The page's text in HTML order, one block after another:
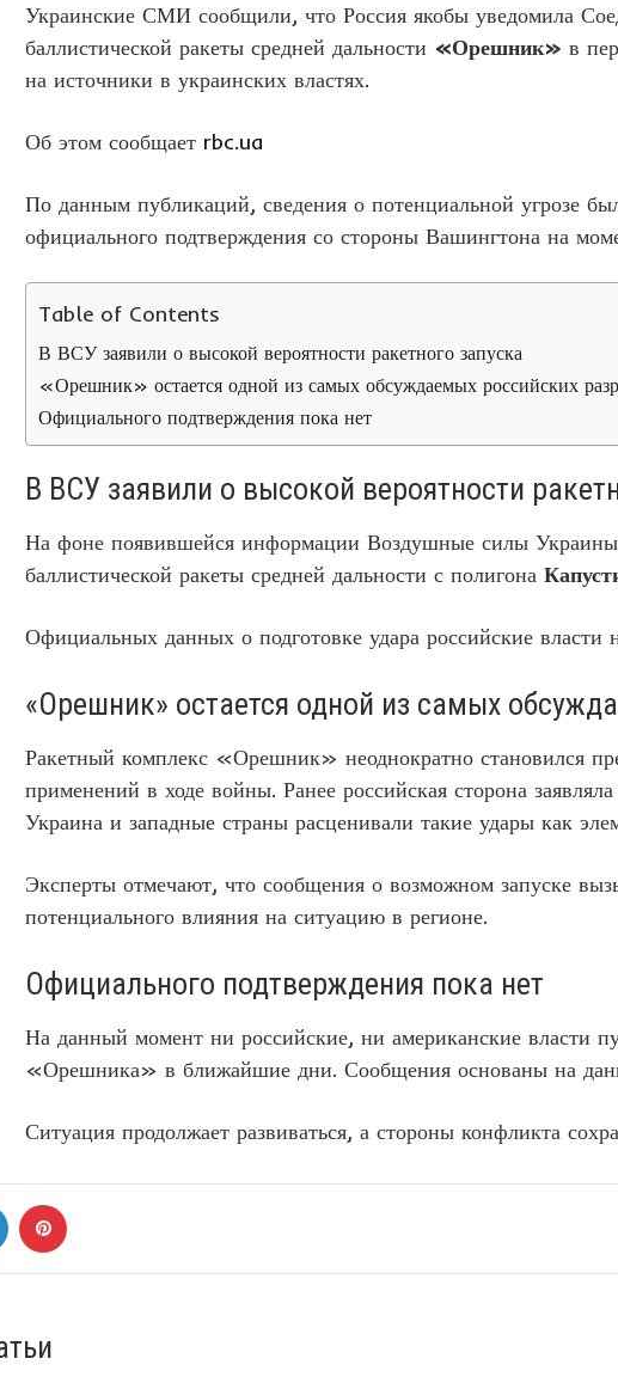
Украинские СМИ сообщили, что Россия якобы уведомила
баллистической ракеты средней дальности «Орешник» в
на источники в украинских властях.
Об этом сообщает rbc.ua
По данным публикаций, сведения о потенциальной угрозе
официального подтверждения со стороны Вашингтона на
Table of Contents
В ВСУ заявили о высокой вероятности ракетного запуска
«Орешник» остается одной из самых обсуждаемых российских
Официального подтверждения пока нет
В ВСУ заявили о высокой вероятности
На фоне появившейся информации Воздушные силы Украины
баллистической ракеты средней дальности с полигона
Официальных данных о подготовке удара российские власти
«Орешник» остается одной из самых
Ракетный комплекс «Орешник» неоднократно становился
применений в ходе войны. Ранее российская сторона
Украина и западные страны расценивали такие удары как
Эксперты отмечают, что сообщения о возможном запуске
потенциального влияния на ситуацию в регионе.
Официального подтверждения пока нет
На данный момент ни российские, ни американские власти
«Орешника» в ближайшие дни. Сообщения основаны на
Ситуация продолжает развиваться, а стороны конфликта
LinkedIn